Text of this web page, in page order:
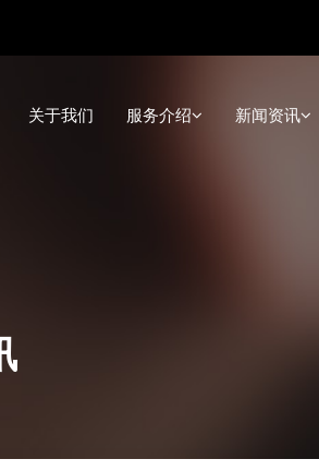
关于我们 服务介绍 新闻资讯